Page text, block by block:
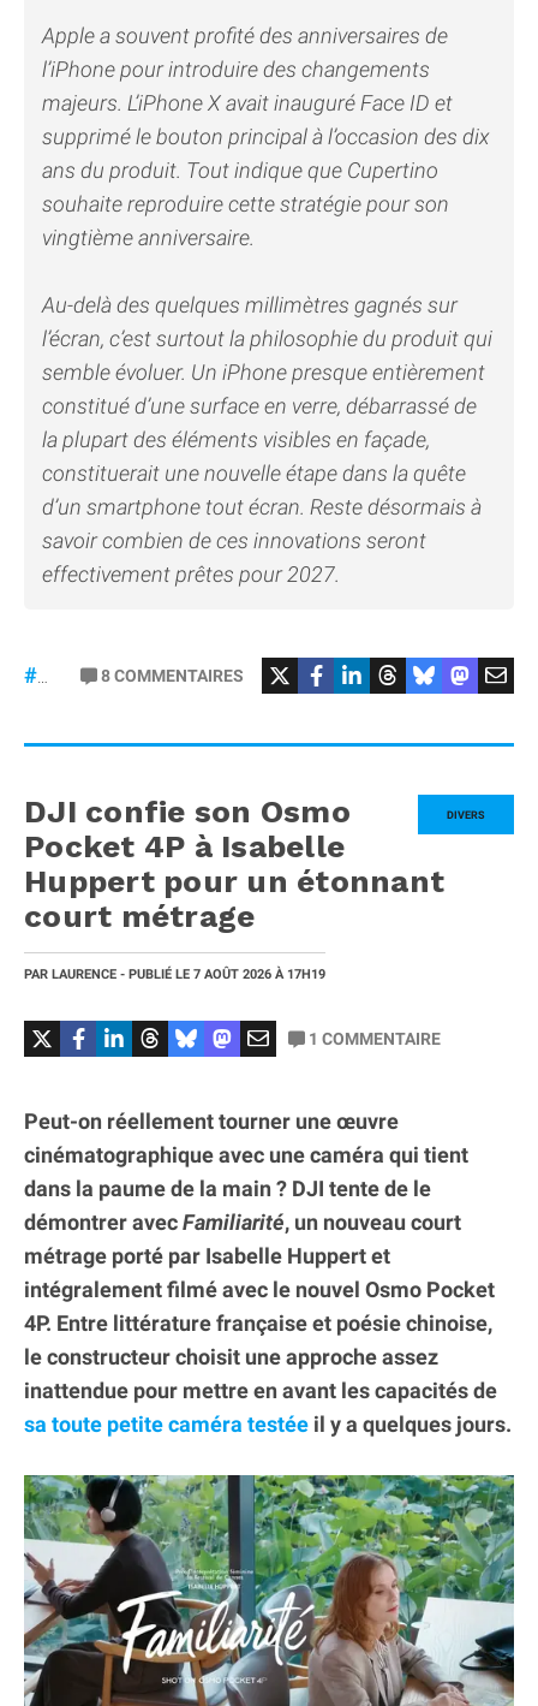
Apple a souvent profité des anniversaires de
l’iPhone pour introduire des changements
majeurs. L’iPhone X avait inauguré Face ID et
supprimé le bouton principal à l’occasion des dix
ans du produit. Tout indique que Cupertino
souhaite reproduire cette stratégie pour son
vingtième anniversaire.
Au-delà des quelques millimètres gagnés sur
l’écran, c’est surtout la philosophie du produit qui
semble évoluer. Un iPhone presque entièrement
constitué d’une surface en verre, débarrassé de
la plupart des éléments visibles en façade,
constituerait une nouvelle étape dans la quête
d’un smartphone tout écran. Reste désormais à
savoir combien de ces innovations seront
effectivement prêtes pour 2027.
8COMMENTAIRES
DIVERS
DJI confie son Osmo
Pocket 4P à Isabelle
Huppert pour un étonnant
court métrage
PAR LAURENCE - PUBLIÉ LE 7 AOÛT 2026 À 17H19
1 COMMENTAIRE
Peut-on réellement tourner une œuvre
cinématographique avec une caméra qui tient
dans la paume de la main ? DJI tente de le
démontrer avecFamiliarité, un nouveau court
métrage porté par Isabelle Huppert et
intégralement filmé avec le nouvel Osmo Pocket
4P. Entre littérature française et poésie chinoise,
le constructeur choisit une approche assez
inattendue pour mettre en avant les capacités de
sa toute petite caméra testée il y a quelques jours.